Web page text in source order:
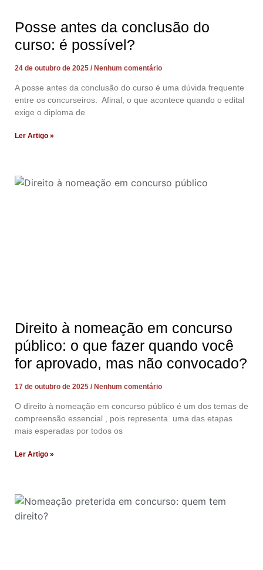
Posse antes da conclusão do
curso: é possível?
24 de outubro de 2025 Nenhum comentário
A posse antes da conclusão do curso é uma dúvida frequente
entre os concurseiros. Afinal, o que acontece quando o edital
exige o diploma de
Ler Artigo »
Direito à nomeação em concurso
público: o que fazer quando você
for aprovado, mas não convocado?
17 de outubro de 2025 Nenhum comentário
O direito à nomeação em concurso público é um dos temas de
compreensão essencial , pois representa uma das etapas
mais esperadas por todos os
Ler Artigo »